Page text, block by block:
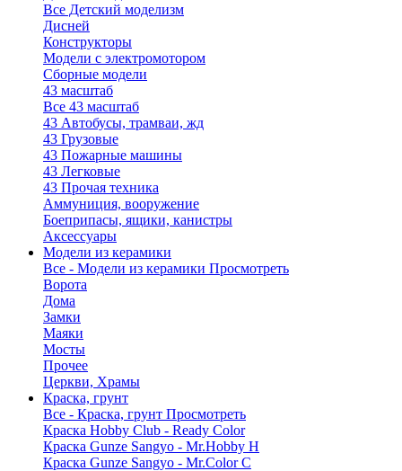
Все Детский моделизм
Дисней
Конструкторы
Модели с электромотором
Сборные модели
43 масштаб
Все 43 масштаб
43 Автобусы, трамваи, жд
43 Грузовые
43 Пожарные машины
43 Легковые
43 Прочая техника
Аммуниция, вооружение
Боеприпасы, ящики, канистры
Аксессуары
Модели из керамики
Все - Модели из керамики Просмотреть
Ворота
Дома
Замки
Маяки
Мосты
Прочее
Церкви, Храмы
Краска, грунт
Все - Краска, грунт Просмотреть
Краска Hobby Club - Ready Color
Краска Gunze Sangyo - Mr.Hobby H
Краска Gunze Sangyo - Mr.Color C